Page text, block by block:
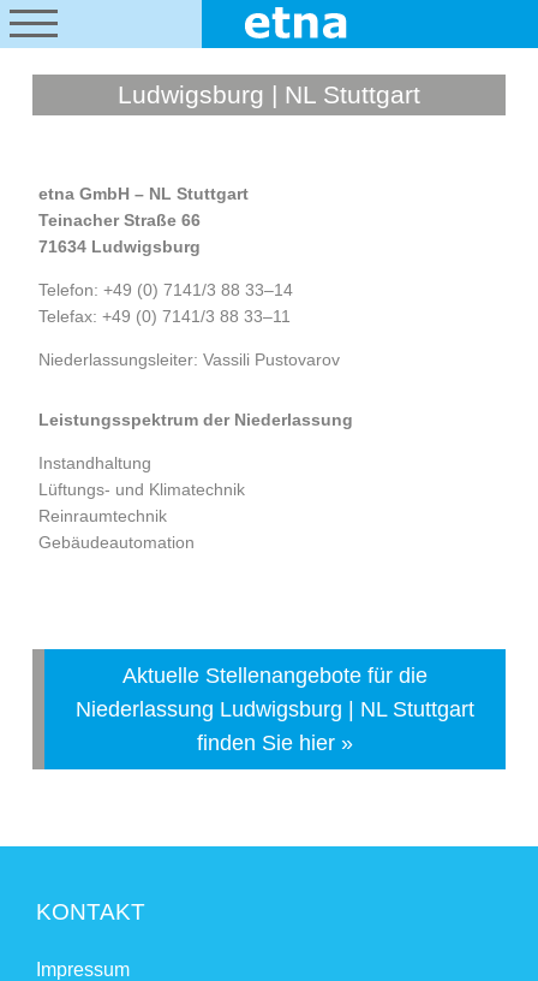
Ludwigsburg | NL Stuttgart
etna GmbH – NL Stuttgart
Teinacher Straße 66
71634 Ludwigsburg
Telefon: +49 (0) 7141/3 88 33–14
Telefax: +49 (0) 7141/3 88 33–11
Niederlassungsleiter: Vassili Pustovarov
Leistungsspektrum der Niederlassung
Instandhaltung
Lüftungs- und Klimatechnik
Reinraumtechnik
Gebäudeautomation
Aktuelle Stellenangebote für die
Niederlassung Ludwigsburg | NL Stuttgart
finden Sie hier »
KONTAKT
Impressum